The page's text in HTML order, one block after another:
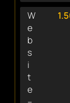
W
e
b
s
i
t
e